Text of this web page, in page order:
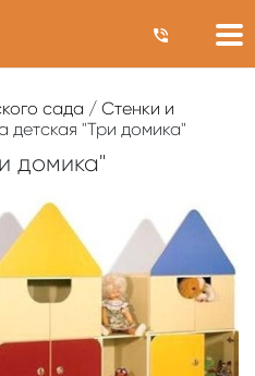
сада / Стенки и
детская "Три домика"
домика"